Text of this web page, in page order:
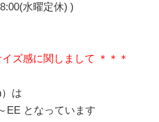
水曜定休) )
ズ感に関しまして ＊＊＊
は
EE となっています